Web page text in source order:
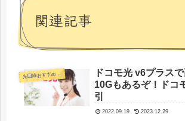
関連記事
光
回線おすすめ比較
ドコモ光 v6プラス
10Gもあるぞ！ドコ
引
2022.09.19 2023.12.29